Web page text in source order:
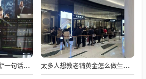
千问APP接入大麦测试“一句话买电影票” 太多人想教老铺黄金怎么做生意了